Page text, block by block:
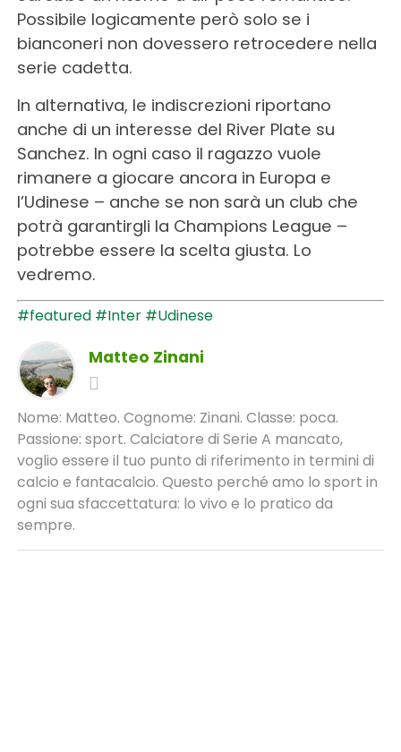
Possibile logicamente però solo se i
bianconeri non dovessero retrocedere nella
serie cadetta.
In alternativa, le indiscrezioni riportano
anche di un interesse del River Plate su
Sanchez. In ogni caso il ragazzo vuole
rimanere a giocare ancora in Europa e
l’Udinese – anche se non sarà un club che
potrà garantirgli la Champions League –
potrebbe essere la scelta giusta. Lo
vedremo.
#featured #Inter #Udinese
Matteo Zinani
Nome: Matteo. Cognome: Zinani. Classe: poca.
Passione: sport. Calciatore di Serie A mancato,
voglio essere il tuo punto di riferimento in termini di
calcio e fantacalcio. Questo perché amo lo sport in
ogni sua sfaccettatura: lo vivo e lo pratico da
sempre.